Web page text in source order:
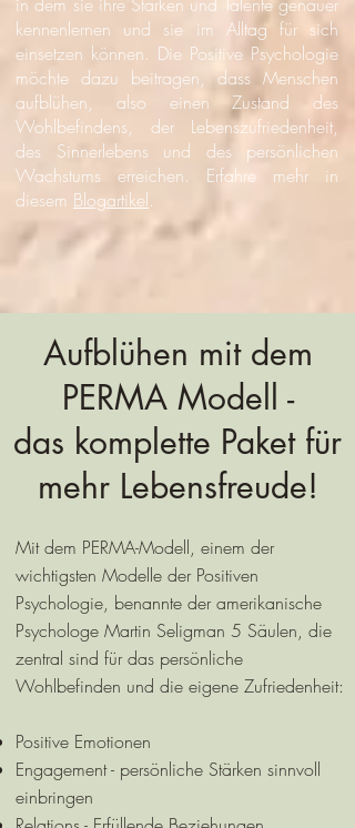
kennenlernen und sie im Alltag für sich
einsetzen können. Die Positive Psychologie
möchte dazu beitragen, dass Menschen
aufblühen, also einen Zustand des
Wohlbefindens, der Lebenszufriedenheit,
des Sinnerlebens und des persönlichen
Wachstums erreichen. Erfahre mehr in
diesem Blogartikel.
Aufblühen mit dem
PERMA Modell -
das komplette Paket für
mehr Lebensfreude!
Mit dem PERMA-Modell, einem der
wichtigsten Modelle der Positiven
Psychologie, benannte der amerikanische
Psychologe Martin Seligman 5 Säulen, die
zentral sind für das persönliche
Wohlbefinden und die eigene Zufriedenheit:
Positive Emotionen
Engagement - persönliche Stärken sinnvoll
einbringen